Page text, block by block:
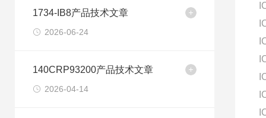
1734-IB8产品技术文章
2026-06-24
140CRP93200产品技术文章
2026-04-14